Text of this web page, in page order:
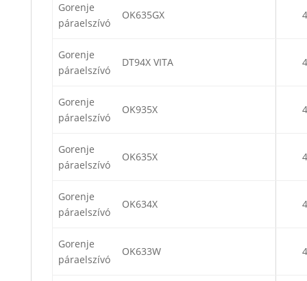
Gorenje
páraelszívó
OK635GX
Gorenje
páraelszívó
DT94X VITA
Gorenje
páraelszívó
OK935X
Gorenje
páraelszívó
OK635X
Gorenje
páraelszívó
OK634X
Gorenje
páraelszívó
OK633W